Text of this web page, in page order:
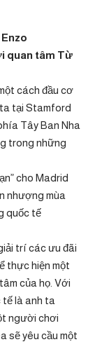
quan tâm Từ
cách đầu cơ
tại Stamford
Tây Ban Nha
trong những
cho Madrid
nhượng mùa
quốc tế
trí các ưu đãi
thực hiện một
của họ. Với
tế là anh ta
người chơi
sẽ yêu cầu một